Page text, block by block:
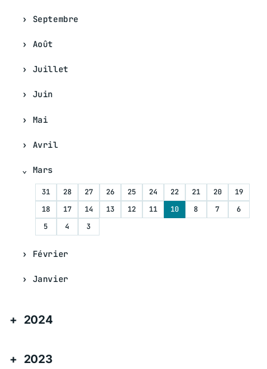
Septembre
Août
Juillet
Juin
Mai
Avril
Mars
31 28 27 26 25 24 22 21 20
19
18
17 14 13 12 11 10 8 7
6
5
4 3
Février
Janvier
2024
2023